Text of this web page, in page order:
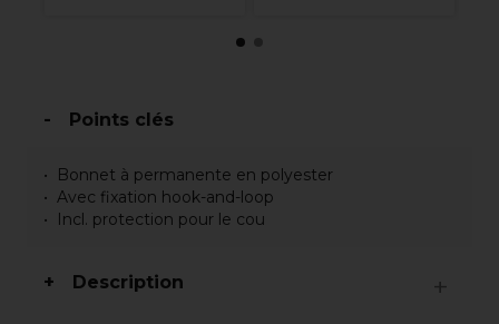
Points clés
Bonnet à permanente en polyester
Avec fixation hook-and-loop
Incl. protection pour le cou
Description